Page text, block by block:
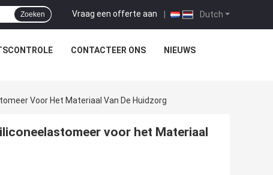
Dutch
Vraag een offerte aan |
Zoeken
CONTACTEER ONS NIEUWS
Voor Het Materiaal Van De Huidzorg
voor het Materiaal